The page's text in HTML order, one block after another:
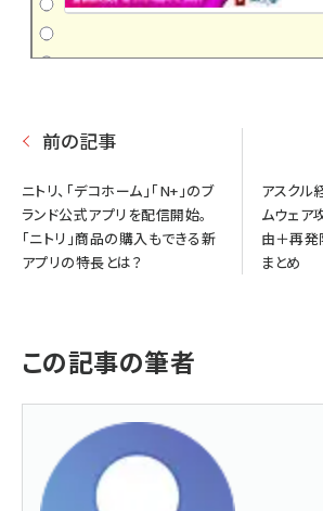
前の記事
ニトリ、「デコホーム」「N+」のブ
ランド公式アプリを配信開始。
「ニトリ」商品の購入もできる新
アプリの特長とは？
アスクル
ムウェア
由＋再
まとめ
この記事の筆者